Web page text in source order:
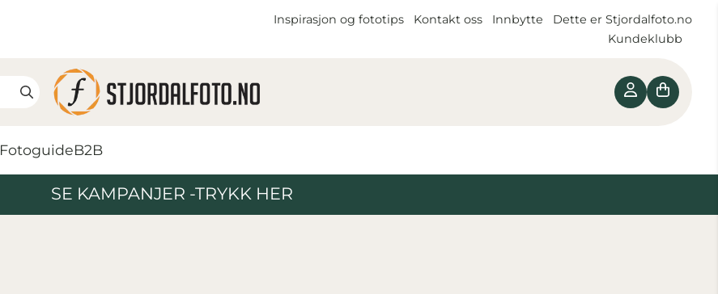
Inspirasjon og fototips Kontakt oss Innbytte
Dette er Stjordalfoto.no
Kundeklubb
FotoguideB2B
SE KAMPANJER -TRYKK HER